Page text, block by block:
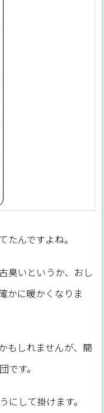
たんですよね。
臭いというか、おし
かに暖かくなりま
もしれませんが、簡
す。
にして掛けます。